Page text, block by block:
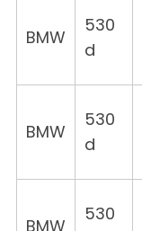
BMW
530
d
BMW
530
d
BMW
530